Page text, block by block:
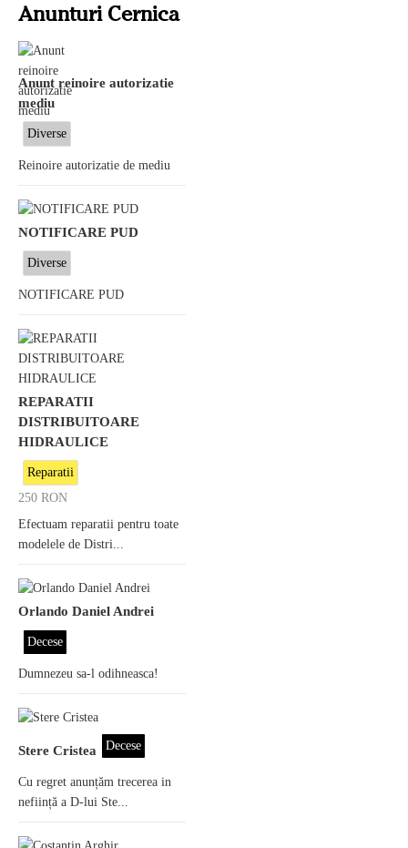
Anunturi Cernica
Anunt reinoire autorizatie
mediu
Diverse
Reinoire autorizatie de mediu
NOTIFICARE PUD
Diverse
NOTIFICARE PUD
REPARATII
DISTRIBUITOARE
HIDRAULICE
Reparatii
250 RON
Efectuam reparatii pentru toate
modelele de Distri...
Orlando Daniel Andrei
Decese
Dumnezeu sa-l odihneasca!
Stere Cristea Decese
Cu regret anunțăm trecerea in
neființă a D-lui Ste...